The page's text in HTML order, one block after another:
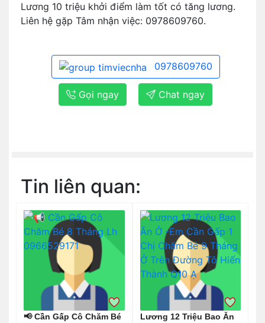
Lương 10 triệu khởi điểm làm tốt có tăng lương.
Liên hệ gặp Tâm nhận việc: 0978609760.
0978609760
Gọi ngay Chat ngay
Tin liên quan:
📢 Cần Gấp Cô Chăm Bé
Lương 12 Triệu Bao Ăn